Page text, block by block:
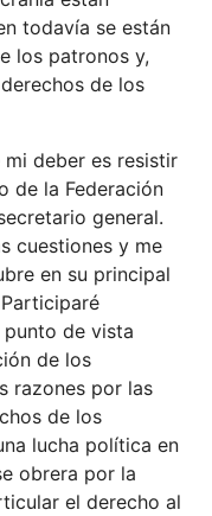
todavía se están
los patronos y,
de los
deber es resistir
de la Federación
general.
cuestiones y me
en su principal
de vista
de los
razones por las
de los
lucha política en
obrera por la
el derecho al